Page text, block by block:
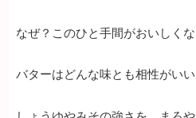
なぜ？このひと手間がおいしく
バターはどんな味とも相性がいい